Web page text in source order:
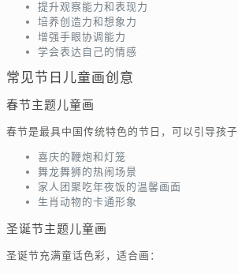
提升观察能力和表现力
培养创造力和想象力
增强手眼协调能力
学会表达自己的情感
常见节日儿童画创意
春节主题儿童画
春节是最具中国传统特色的节日，可以引导孩子
喜庆的鞭炮和灯笼
舞龙舞狮的热闹场景
家人团聚吃年夜饭的温馨画面
生肖动物的卡通形象
圣诞节主题儿童画
圣诞节充满童话色彩，适合画：